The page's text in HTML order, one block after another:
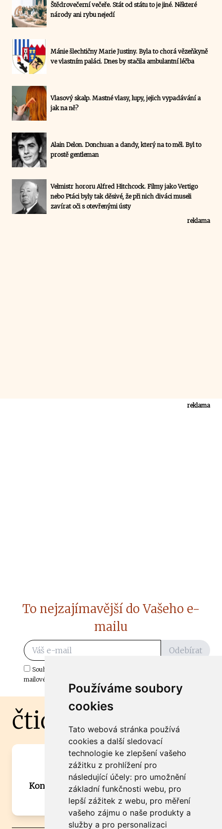
Používáme soubory
cookies
Tato webová stránka používá
cookies a další sledovací
technologie ke zlepšení vašeho
zážitku z prohlížení pro
následující účely: pro umožnění
základní funkčnosti webu, pro
lepší zážitek z webu, pro měření
vašeho zájmu o naše produkty a
služby a pro personalizaci
Štědrovečerní večeře. Stát od státu to je jiné. Některé
národy ani rybu nejedí
Mánie šlechtičny Marie Justiny. Byla to chorá vězeňkyně
ve vlastním paláci. Dnes by stačila ambulantní léčba
Vlasový skalp. Mastné vlasy, lupy, jejich vypadávání a
jak na ně?
Alain Delon. Donchuan a dandy, který na to měl. Byl to
prostě gentleman
Velmistr hororu Alfred Hitchcock. Filmy jako Vertigo
nebo Ptáci byly tak děsivé, že při nich diváci museli
zavírat oči s otevřenými ústy
reklama
reklama
To nejzajímavější do Vašeho e-
mailu
Odebírat
Souhlasím s odběrem důležitých zpráv ze ČtiDoma.cz do mé e-
mailové schránky.
čtidoma.cz
Máte zajímavou informaci? Chcete
spolupracovat?
Kontaktujte šéfredaktora Martina Chalupu:
chalupa@ctidoma.cz